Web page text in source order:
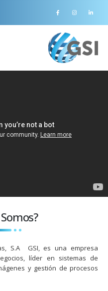
S.A GSI, es una empresa
líder en sistemas de
y gestión de procesos